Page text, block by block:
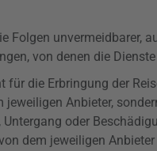
Folgen unvermeidbarer,
von denen die
für die Erbringung der
jeweiligen Anbieter,
oder
dem jeweiligen